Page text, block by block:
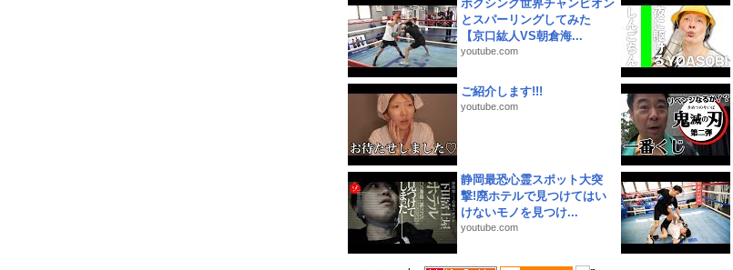
ボクシング世界チャンピオン
とスパーリングしてみた
【京口紘人VS朝倉海...
youtube.com
ご紹介します!!!
youtube.com
静岡最恐心霊スポット大突
撃!廃ホテルで見つけてはい
けないモノを見つけ...
youtube.com